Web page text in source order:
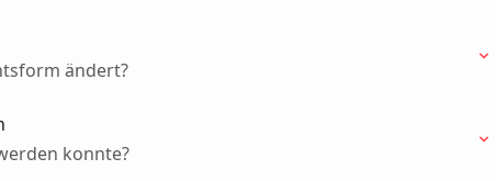
ändert?
konnte?